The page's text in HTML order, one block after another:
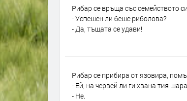
Рибар се връща със семейството
- Успешен ли беше риболова?
- Да, тъщата се удави!
Рибар се прибира от язовира,
- Ей, на червей ли ги хвана тия
- Не.